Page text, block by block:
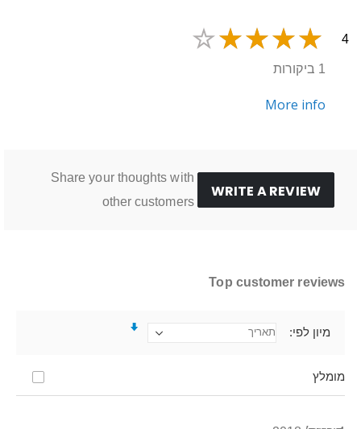
4
1 ביקורות
More info
WRITE A REVIEW
Share your thoughts with
other customers
Top customer reviews
מומלץ
מיון לפי